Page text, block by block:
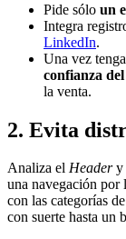
Pide sólo un
Integra
LinkedIn.
Una vez
confianza
la venta.
2. Evita
Analiza el Headery
una navegación por
con las categorías
con suerte hasta un